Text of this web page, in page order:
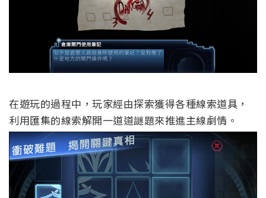
在遊玩的過程中，玩家經由探索獲得各種線索道具，
利用匯集的線索解開一道道謎題來推進主線劇情。